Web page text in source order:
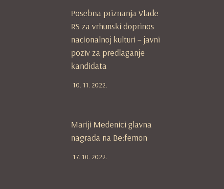
Posebna priznanja Vlade
RS za vrhunski doprinos
nacionalnoj kulturi – javni
poziv za predlaganje
kandidata
10. 11. 2022.
Mariji Medenici glavna
nagrada na Be:femon
17. 10. 2022.